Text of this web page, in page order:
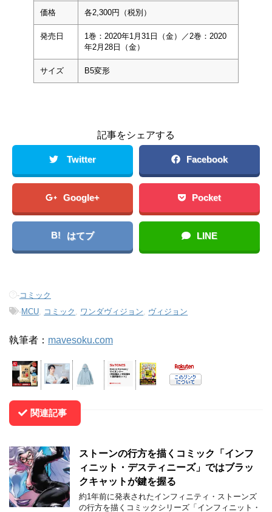
価格 各2,300円（税別）
発売日
1巻：2020年1月31日（金）／2巻：2020
年2月28日（金）
サイズ B5変形
記事をシェアする
Twitter Facebook
Google+ Pocket
B! はてブ LINE
-コミック
-MCU コミック ワンダヴィジョン ヴィジョン
執筆者： mavesoku.com
関連記事
ストーンの行方を描くコミック「インフ
ィニット・デスティニーズ」ではブラッ
クキャットが鍵を握る
約1年前に発表されたインフィニティ・ストーンズ
の行方を描くコミックシリーズ「インフィニット・